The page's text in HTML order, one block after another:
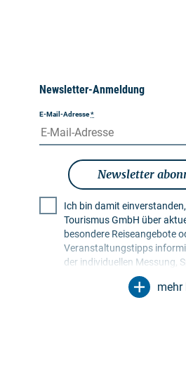
Newsletter-Anmeldung
E-Mail-Adresse*
Newsletter
Ich bin damit
Tourismus GmbH über aktuelle Urlaubsthemen,
besondere Reiseangebote
Veranstaltungstipps
der individuellen Messung,
Auswertung von Öffnungs-
Empfängerprofilen zumehr